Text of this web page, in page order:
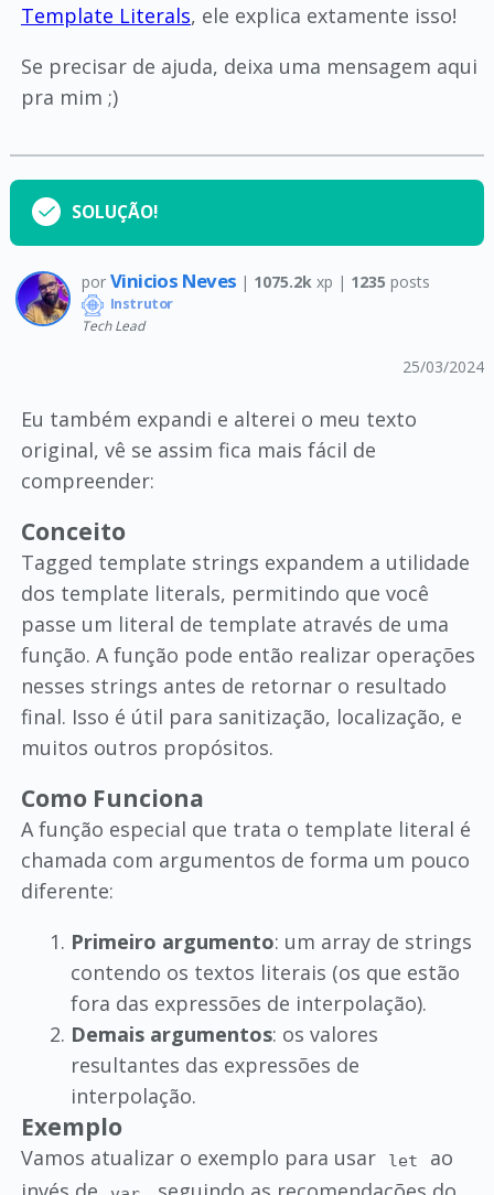
Template Literals, ele explica extamente isso!
Se precisar de ajuda, deixa uma mensagem aqui
pra mim ;)
SOLUÇÃO!
por Vinicios Neves | 1075.2k xp | 1235 posts
Instrutor
Tech Lead
25/03/2024
Eu também expandi e alterei o meu texto
original, vê se assim fica mais fácil de
compreender:
Conceito
Tagged template strings expandem a utilidade
dos template literals, permitindo que você
passe um literal de template através de uma
função. A função pode então realizar operações
nesses strings antes de retornar o resultado
final. Isso é útil para sanitização, localização, e
muitos outros propósitos.
Como Funciona
A função especial que trata o template literal é
chamada com argumentos de forma um pouco
diferente:
Primeiro argumento: um array de strings
contendo os textos literais (os que estão
fora das expressões de interpolação).
Demais argumentos: os valores
resultantes das expressões de
interpolação.
Exemplo
Vamos atualizar o exemplo para usar let
ao